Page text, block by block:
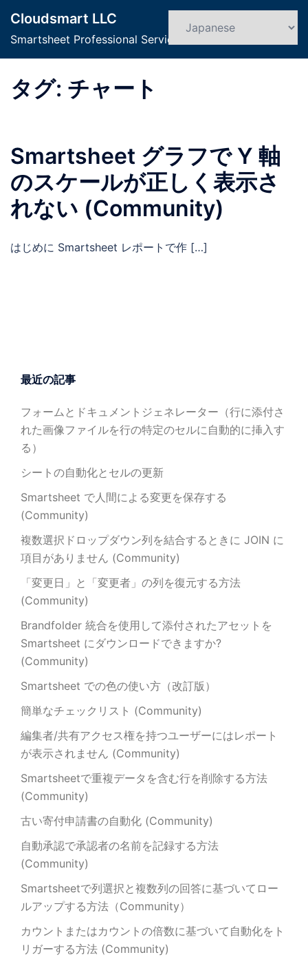
ン
Cloudsmart LLC
Smartsheet Professional Service
ト
グ
タグ: チャート
Smartsheet グラフで Y 軸
のスケールが正しく表示さ
れない (Community)
はじめに Smartsheet レポートで作 […]
最近の記事
フォームとドキュメントジェネレーター（行に添付さ
れた画像ファイルを行の特定のセルに自動的に挿入す
る）
シートの自動化とセルの更新
Smartsheet で人間による変更を保存する
(Community)
複数選択ドロップダウン列を結合するときに JOIN に
項目がありません (Community)
「変更日」と「変更者」の列を復元する方法
(Community)
Brandfolder 統合を使用して添付されたアセットを
Smartsheet にダウンロードできますか?
(Community)
Smartsheet での色の使い方（改訂版）
簡単なチェックリスト (Community)
編集者/共有アクセス権を持つユーザーにはレポート
が表示されません (Community)
Smartsheetで重複データを含む行を削除する方法
(Community)
古い寄付申請書の自動化 (Community)
自動承認で承認者の名前を記録する方法
(Community)
Smartsheetで列選択と複数列の回答に基づいてロー
ルアップする方法（Community）
カウントまたはカウントの倍数に基づいて自動化をト
リガーする方法 (Community)